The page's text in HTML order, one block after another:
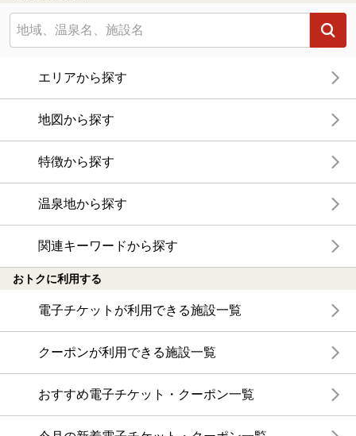
エリアから探す
地図から探す
特徴から探す
温泉地から探す
関連キーワードから探す
おトクに利用する
電子チケットが利用できる施設一覧
クーポンが利用できる施設一覧
おすすめ電子チケット・クーポン一覧